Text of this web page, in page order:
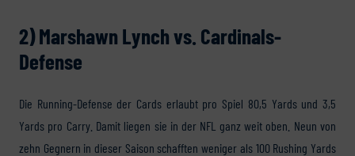
2) Marshawn Lynch vs. Cardinals-
Defense
Die Running-Defense der Cards erlaubt pro Spiel 80,5 Yards und 3,5
Yards pro Carry. Damit liegen sie in der NFL ganz weit oben. Neun von
zehn Gegnern in dieser Saison schafften weniger als 100 Rushing Yards